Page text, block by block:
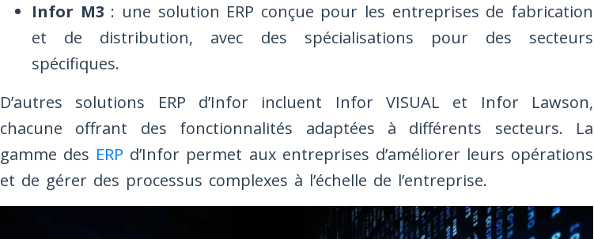
Infor M3 : une solution ERP conçue pour les entreprises de fabrication
et de distribution, avec des spécialisations pour des secteurs
spécifiques.
D’autres solutions ERP d’Infor incluent Infor VISUAL et Infor Lawson,
chacune offrant des fonctionnalités adaptées à différents secteurs. La
gamme des ERP d’Infor permet aux entreprises d’améliorer leurs opérations
et de gérer des processus complexes à l’échelle de l’entreprise.